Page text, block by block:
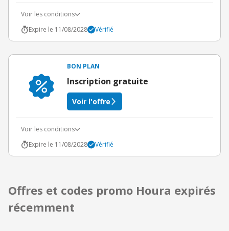
Voir les conditions
Expire le 11/08/2028
Vérifié
BON PLAN
Inscription gratuite
Voir l'offre
Voir les conditions
Expire le 11/08/2028
Vérifié
Offres et codes promo Houra expirés
récemment